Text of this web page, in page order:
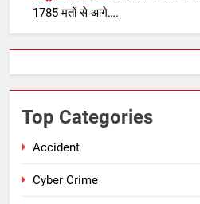
1785 मतों से आगे….
Top Categories
Accident
Cyber Crime